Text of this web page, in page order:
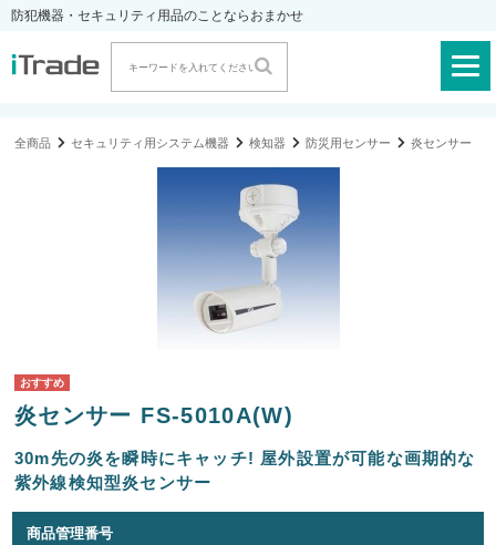
防犯機器・セキュリティ用品のことならおまかせ
全商品 セキュリティ用システム機器 検知器 防災用センサー 炎センサー
炎センサー FS-5010A(W)
30m先の炎を瞬時にキャッチ! 屋外設置が可能な画期的な
紫外線検知型炎センサー
商品管理番号